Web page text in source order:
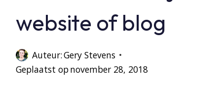
website of blog
Auteur:Gery Stevens
Geplaatst opnovember 28, 2018